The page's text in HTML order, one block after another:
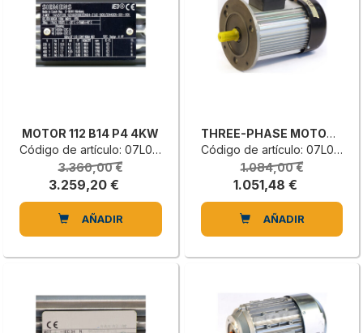
MOTOR 112 B14 P4 4KW
Código de artículo: 07L0187757H
3.360,00 €
3.259,20 €
AÑADIR
THREE-PHASE MOTOR S6/40%
Código de artículo: 07L0179017H
1.084,00 €
1.051,48 €
AÑADIR